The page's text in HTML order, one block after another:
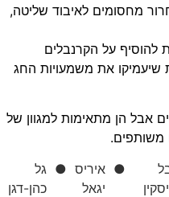
מחסומים לאיבוד שליטה,
על הקרנבלים
שיעמיקו את משמעויות החג
אבל הן מתאימות למגוון של
●
איריס
יגאל
●
גל
כהן-דגן